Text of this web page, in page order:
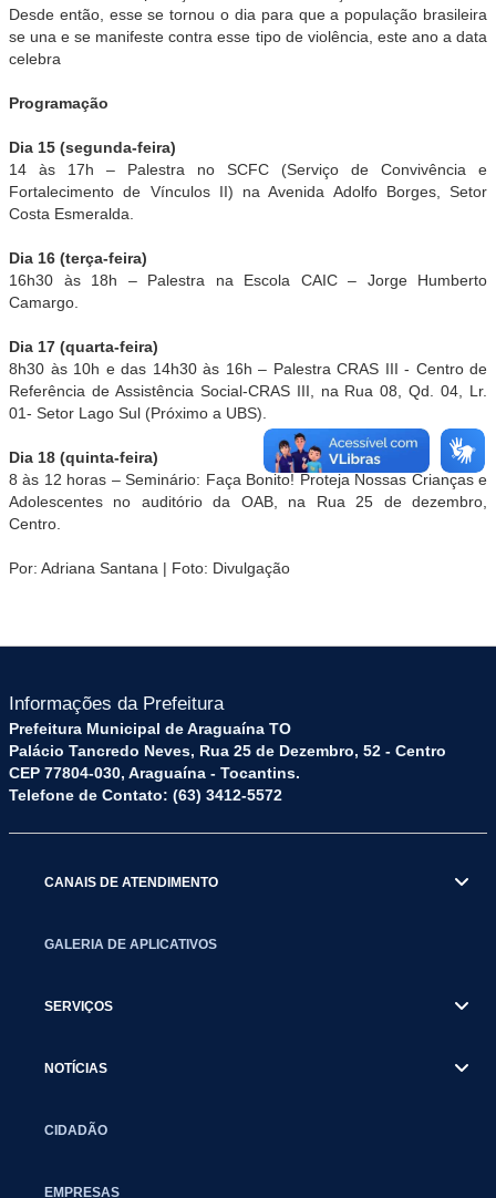
Desde então, esse se tornou o dia para que a população brasileira
se una e se manifeste contra esse tipo de violência, este ano a data
celebra
Programação
Dia 15 (segunda-feira)
14 às 17h – Palestra no SCFC (Serviço de Convivência e
Fortalecimento de Vínculos II) na Avenida Adolfo Borges, Setor
Costa Esmeralda.
Dia 16 (terça-feira)
16h30 às 18h – Palestra na Escola CAIC – Jorge Humberto
Camargo.
Dia 17 (quarta-feira)
8h30 às 10h e das 14h30 às 16h – Palestra CRAS III - Centro de
Referência de Assistência Social-CRAS III, na Rua 08, Qd. 04, Lr.
01- Setor Lago Sul (Próximo a UBS).
Dia 18 (quinta-feira)
8 às 12 horas – Seminário: Faça Bonito! Proteja Nossas Crianças e
Adolescentes no auditório da OAB, na Rua 25 de dezembro,
Centro.
Por: Adriana Santana | Foto: Divulgação
Informações da Prefeitura
Prefeitura Municipal de Araguaína TO
Palácio Tancredo Neves, Rua 25 de Dezembro, 52 - Centro
CEP 77804-030, Araguaína - Tocantins.
Telefone de Contato: (63) 3412-5572
CANAIS DE ATENDIMENTO
GALERIA DE APLICATIVOS
SERVIÇOS
NOTÍCIAS
CIDADÃO
EMPRESAS